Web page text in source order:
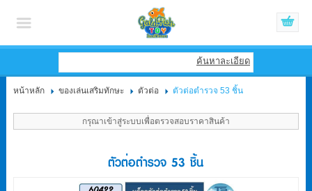
ค้นหาละเอียด
หน้าหลัก ของเล่นเสริมทักษะ ตัวต่อ ตัวต่อตำรวจ 53 ชิ้น
กรุณาเข้าสู่ระบบเพื่อตรวจสอบราคาสินค้า
ตัวต่อตำรวจ 53 ชิ้น